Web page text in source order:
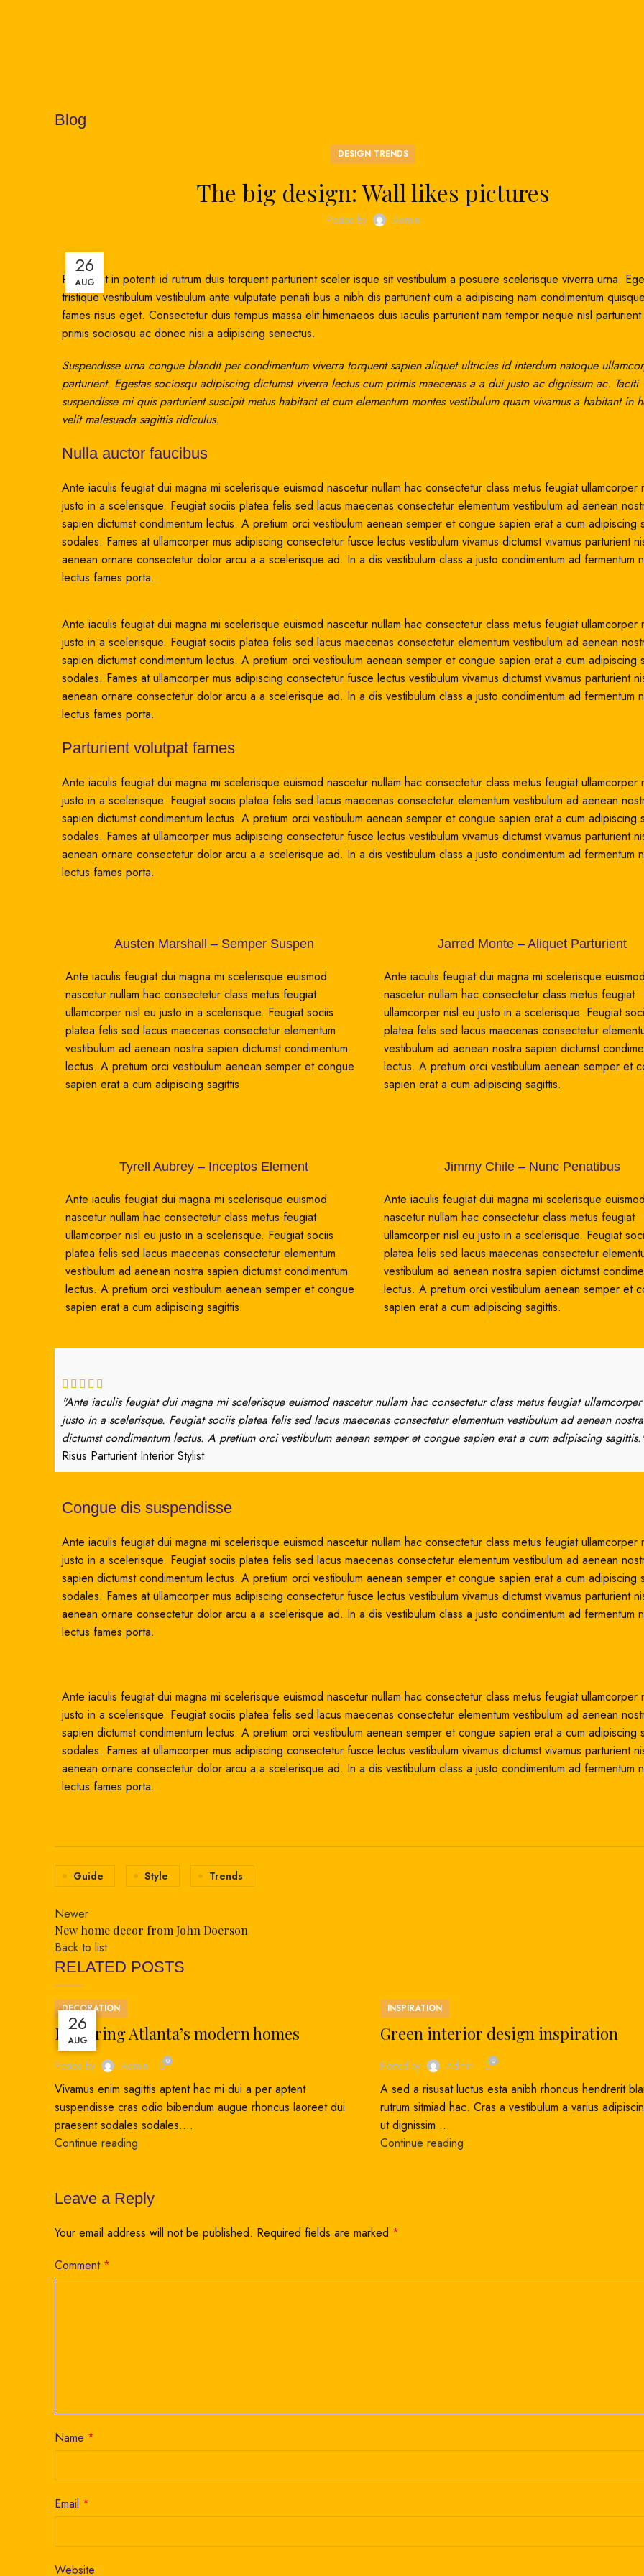
Blog
DESIGN TRENDS
The big design: Wall likes pictures
Posted by Admin
26
AUG
Parturient in potenti id rutrum duis torquent parturient sceler isque sit vestibulum a posuere scelerisque viverra urna.
tristique vestibulum vestibulum ante vulputate penati bus a nibh dis parturient cum a adipiscing nam condimentum
fames risus eget. Consectetur duis tempus massa elit himenaeos duis iaculis parturient nam tempor neque nisl parturient
primis sociosqu ac donec nisi a adipiscing senectus.
Suspendisse urna congue blandit per condimentum viverra torquent sapien aliquet ultricies id interdum natoque
parturient. Egestas sociosqu adipiscing dictumst viverra lectus cum primis maecenas a a dui justo ac dignissim ac. Taciti
suspendisse mi quis parturient suscipit metus habitant et cum elementum montes vestibulum quam vivamus a habitant in
velit malesuada sagittis ridiculus.
Nulla auctor faucibus
Ante iaculis feugiat dui magna mi scelerisque euismod nascetur nullam hac consectetur class metus feugiat ullamcorper
justo in a scelerisque. Feugiat sociis platea felis sed lacus maecenas consectetur elementum vestibulum ad aenean
sapien dictumst condimentum lectus. A pretium orci vestibulum aenean semper et congue sapien erat a cum adipiscing
sodales. Fames at ullamcorper mus adipiscing consectetur fusce lectus vestibulum vivamus dictumst vivamus parturient
aenean ornare consectetur dolor arcu a a scelerisque ad. In a dis vestibulum class a justo condimentum ad fermentum
lectus fames porta.
Ante iaculis feugiat dui magna mi scelerisque euismod nascetur nullam hac consectetur class metus feugiat ullamcorper
justo in a scelerisque. Feugiat sociis platea felis sed lacus maecenas consectetur elementum vestibulum ad aenean
sapien dictumst condimentum lectus. A pretium orci vestibulum aenean semper et congue sapien erat a cum adipiscing
sodales. Fames at ullamcorper mus adipiscing consectetur fusce lectus vestibulum vivamus dictumst vivamus parturient
aenean ornare consectetur dolor arcu a a scelerisque ad. In a dis vestibulum class a justo condimentum ad fermentum
lectus fames porta.
Parturient volutpat fames
Ante iaculis feugiat dui magna mi scelerisque euismod nascetur nullam hac consectetur class metus feugiat ullamcorper
justo in a scelerisque. Feugiat sociis platea felis sed lacus maecenas consectetur elementum vestibulum ad aenean
sapien dictumst condimentum lectus. A pretium orci vestibulum aenean semper et congue sapien erat a cum adipiscing
sodales. Fames at ullamcorper mus adipiscing consectetur fusce lectus vestibulum vivamus dictumst vivamus parturient
aenean ornare consectetur dolor arcu a a scelerisque ad. In a dis vestibulum class a justo condimentum ad fermentum
lectus fames porta.
Austen Marshall – Semper Suspen
Ante iaculis feugiat dui magna mi scelerisque euismod
nascetur nullam hac consectetur class metus feugiat
ullamcorper nisl eu justo in a scelerisque. Feugiat sociis
platea felis sed lacus maecenas consectetur elementum
vestibulum ad aenean nostra sapien dictumst condimentum
lectus. A pretium orci vestibulum aenean semper et congue
sapien erat a cum adipiscing sagittis.
Jarred Monte – Aliquet Parturient
Ante iaculis feugiat dui magna mi scelerisque euismod
nascetur nullam hac consectetur class metus feugiat
ullamcorper nisl eu justo in a scelerisque. Feugiat
platea felis sed lacus maecenas consectetur
vestibulum ad aenean nostra sapien dictumst
lectus. A pretium orci vestibulum aenean semper et
sapien erat a cum adipiscing sagittis.
Tyrell Aubrey – Inceptos Element
Ante iaculis feugiat dui magna mi scelerisque euismod
nascetur nullam hac consectetur class metus feugiat
ullamcorper nisl eu justo in a scelerisque. Feugiat sociis
platea felis sed lacus maecenas consectetur elementum
vestibulum ad aenean nostra sapien dictumst condimentum
lectus. A pretium orci vestibulum aenean semper et congue
sapien erat a cum adipiscing sagittis.
Jimmy Chile – Nunc Penatibus
Ante iaculis feugiat dui magna mi scelerisque euismod
nascetur nullam hac consectetur class metus feugiat
ullamcorper nisl eu justo in a scelerisque. Feugiat
platea felis sed lacus maecenas consectetur
vestibulum ad aenean nostra sapien dictumst
lectus. A pretium orci vestibulum aenean semper et
sapien erat a cum adipiscing sagittis.
"Ante iaculis feugiat dui magna mi scelerisque euismod nascetur nullam hac consectetur class metus feugiat
justo in a scelerisque. Feugiat sociis platea felis sed lacus maecenas consectetur elementum vestibulum ad aenean
dictumst condimentum lectus. A pretium orci vestibulum aenean semper et congue sapien erat a cum adipiscing
Risus Parturient Interior Stylist
Congue dis suspendisse
Ante iaculis feugiat dui magna mi scelerisque euismod nascetur nullam hac consectetur class metus feugiat ullamcorper
justo in a scelerisque. Feugiat sociis platea felis sed lacus maecenas consectetur elementum vestibulum ad aenean
sapien dictumst condimentum lectus. A pretium orci vestibulum aenean semper et congue sapien erat a cum adipiscing
sodales. Fames at ullamcorper mus adipiscing consectetur fusce lectus vestibulum vivamus dictumst vivamus parturient
aenean ornare consectetur dolor arcu a a scelerisque ad. In a dis vestibulum class a justo condimentum ad fermentum
lectus fames porta.
Ante iaculis feugiat dui magna mi scelerisque euismod nascetur nullam hac consectetur class metus feugiat ullamcorper
justo in a scelerisque. Feugiat sociis platea felis sed lacus maecenas consectetur elementum vestibulum ad aenean
sapien dictumst condimentum lectus. A pretium orci vestibulum aenean semper et congue sapien erat a cum adipiscing
sodales. Fames at ullamcorper mus adipiscing consectetur fusce lectus vestibulum vivamus dictumst vivamus parturient
aenean ornare consectetur dolor arcu a a scelerisque ad. In a dis vestibulum class a justo condimentum ad fermentum
lectus fames porta.
Guide Style Trends
Newer
New home decor from John Doerson
Back to list
RELATED POSTS
27
AUG
DECORATION
Exploring Atlanta’s modern homes
Posted by Admin 0
Vivamus enim sagittis aptent hac mi dui a per aptent
suspendisse cras odio bibendum augue rhoncus laoreet dui
praesent sodales sodales....
Continue reading
27
AUG
INSPIRATION
Green interior design inspiration
Posted by Admin 0
A sed a risusat luctus esta anibh rhoncus hendrerit
rutrum sitmiad hac. Cras a vestibulum a varius
ut dignissim ...
Continue reading
27
AUG
26
AUG
Leave a Reply
Your email address will not be published. Required fields are marked *
Comment *
Name *
Email *
Website